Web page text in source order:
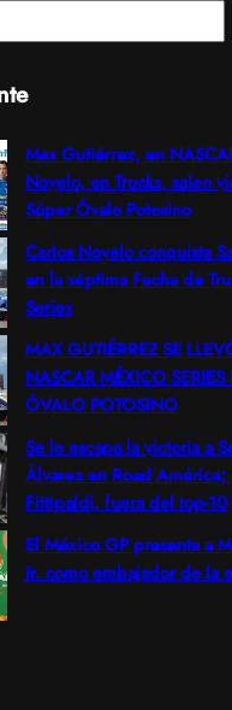
Max Gutiérrez, en
Novelo, en Trucks, salen
Súper Óvalo Potosino
Carlos Novelo conquista
en la séptima Fecha de
Series
MAX GUTIÉRREZ SE
NASCAR MÉXICO SERIES
ÓVALO POTOSINO
Se le escapa la victoria a
Álvarez en Road América;
Fittipaldi, fuera del top-10
El México GP presenta a
Jr. como embajador de la